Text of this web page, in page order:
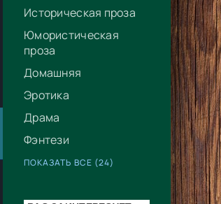
Историческая проза
Юмористическая
проза
Домашняя
Эротика
Драма
Фэнтези
ПОКАЗАТЬ ВСЕ (24)